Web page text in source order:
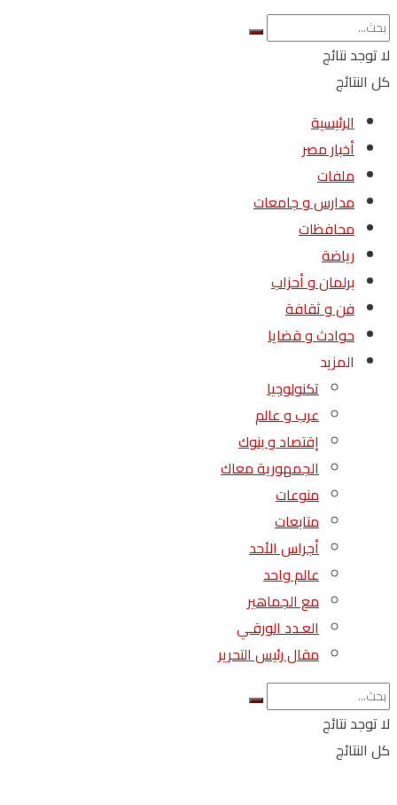
لا توجد نتائج
كل النتائج
الرئيسية
أخبار مصر
ملفات
مدارس و جامعات
محافظات
رياضة
برلمان و أحزاب
فن و ثقافة
حوادث و قضايا
المزيد
تكنولوجيا
عرب و عالم
إقتصاد و بنوك
الجمهورية معاك
منوعات
متابعات
أجراس الأحد
عالم واحد
مع الجماهير
العـدد الورقـي
مقال رئيس التحرير
لا توجد نتائج
كل النتائج